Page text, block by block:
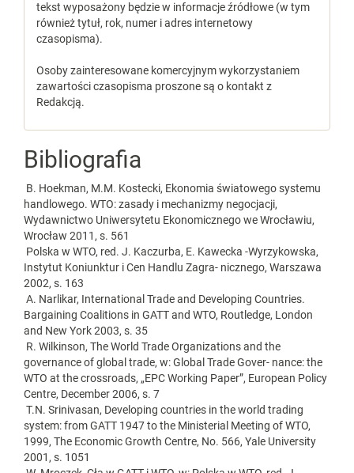
tekst wyposażony będzie w informacje źródłowe (w tym
również tytuł, rok, numer i adres internetowy
czasopisma).
Osoby zainteresowane komercyjnym wykorzystaniem
zawartości czasopisma proszone są o kontakt z
Redakcją.
Bibliografia
B. Hoekman, M.M. Kostecki, Ekonomia światowego systemu
handlowego. WTO: zasady i mechanizmy negocjacji,
Wydawnictwo Uniwersytetu Ekonomicznego we Wrocławiu,
Wrocław 2011, s. 561
Polska w WTO, red. J. Kaczurba, E. Kawecka ‑Wyrzykowska,
Instytut Koniunktur i Cen Handlu Zagra‑ nicznego, Warszawa
2002, s. 163
A. Narlikar, International Trade and Developing Countries.
Bargaining Coalitions in GATT and WTO, Routledge, London
and New York 2003, s. 35
R. Wilkinson, The World Trade Organizations and the
governance of global trade, w: Global Trade Gover‑ nance: the
WTO at the crossroads, „EPC Working Paper”, European Policy
Centre, December 2006, s. 7
T.N. Srinivasan, Developing countries in the world trading
system: from GATT 1947 to the Ministerial Meeting of WTO,
1999, The Economic Growth Centre, No. 566, Yale University
2001, s. 1051